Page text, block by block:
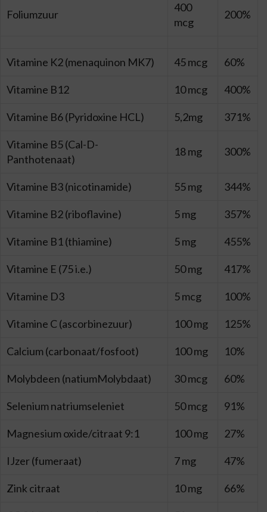
Foliumzuur
400
mcg
200%
Vitamine K2 (menaquinon MK7) 45 mcg 60%
Vitamine B12 10 mcg 400%
Vitamine B6 (Pyridoxine HCL) 5,2mg 371%
Vitamine B5 (Cal-D-
Panthotenaat)
18 mg 300%
Vitamine B3 (nicotinamide) 55 mg 344%
Vitamine B2 (riboflavine) 5 mg 357%
Vitamine B1 (thiamine) 5 mg 455%
Vitamine E (75 i.e.) 50 mg 417%
Vitamine D3 5 mcg 100%
Vitamine C (ascorbinezuur) 100 mg 125%
Calcium (carbonaat/fosfoot) 100 mg 10%
Molybdeen (natiumMolybdaat) 30 mcg 60%
Selenium natriumseleniet 50 mcg 91%
Magnesium oxide/citraat 9:1 100 mg 27%
IJzer (fumeraat) 7 mg 47%
Zink citraat 10 mg 66%